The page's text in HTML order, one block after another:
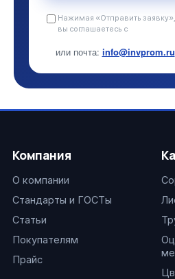
Нажимая «Отправить заявку»,
вы соглашаетесь с
или почта: info@invprom.ru
Компания
О компании
Стандарты и ГОСТы
Статьи
Покупателям
Прайс